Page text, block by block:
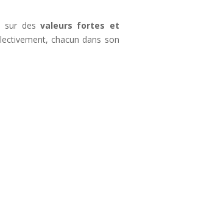
sur des valeurs fortes et
chacun dans son